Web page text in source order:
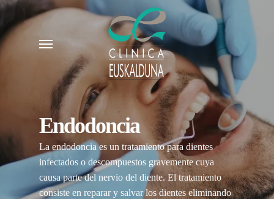
Skip
main
Menu
Endodoncia
La endodoncia es un tratamiento para dientes
infectados o descompuestos gravemente cuya
causa parte del nervio del diente. El tratamiento
consiste en reparar y salvar los dientes eliminando